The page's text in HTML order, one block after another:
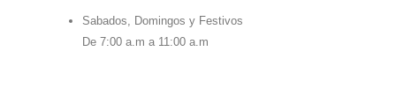
Sabados, Domingos y Festivos
De 7:00 a.m a 11:00 a.m